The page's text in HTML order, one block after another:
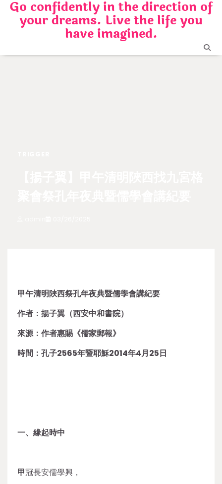
Skip
content
Go confidently in the direction of
your dreams. Live the life you
have imagined.
甲午清明陜西祭孔年夜典暨儒學會講紀要
作者：揚子翼（西安中和書院）
來源：作者惠賜《儒家郵報》
時間：孔子2565年暨耶穌2014年4月25日
一、緣起時中
甲冠長安儒學興，